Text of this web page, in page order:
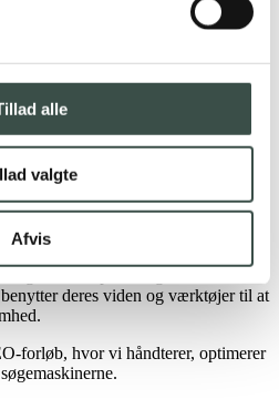
alle
valgte
Afvis
timer til at håndtere,
dine fremskridt i
med dig.
kr.
du i et personligt SEO-forløb
deres viden og værktøjer til at
forløb, hvor vi håndterer, optimerer